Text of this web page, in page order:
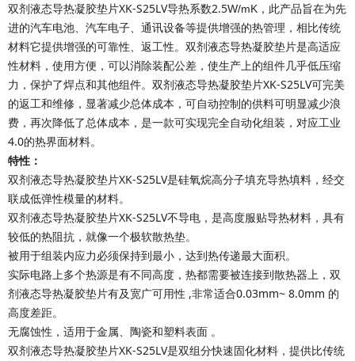
双剂液态导热凝胶垫片XK-S25LV导热系数2.5W/mK， 此产品旨在为先
进的汽车电池、汽车电子、通讯设备等提供增强的热管理，相比传统
材料它提供增强的可靠性、返工性。 双剂液态导热凝胶垫片是高适应
性材料，使用方便，可以消除装配公差，使生产上的组件几乎低压缩
力，保护了焊点和其他组件。 双剂液态导热凝胶垫片XK-S25LV可完美
的返工和维修，显著减少总体成本，可自动控制的供料可明显减少浪
费，再次降低了总体成本，是一款可实现完全自动化组装，对应工业
4.0的热界面材料。
特性：
双剂液态导热凝胶垫片XK-S25LV是硅氧烷高分子填充导热填料，经交
联成低弹性模量的材料。
双剂液态导热凝胶垫片XK-S25LV不导电，是高度服贴导热材料，具有
较低的热阻抗，就像一个极软散热垫。
被用于组装内应力必须保持到最小，达到热传递最大面积。
实际电路上多个热源是有不同高度，热都需要被连接到散热器上， 双
剂液态导热凝胶垫片有及宽广可用性 ,非常适合0.03mm~ 8.0mm 的
高度差距。
无腐蚀性，适用于金属、陶瓷和塑料表面 。
双剂液态导热凝胶垫片XK-S25LV是双组分快速固化材料，提供比传统